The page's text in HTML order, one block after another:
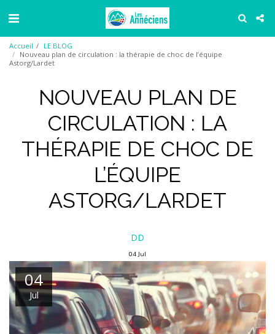
Accueil
LE BLOG
Nouveau plan de circulation : la thérapie de choc de l’équipe
Astorg/Lardet
NOUVEAU PLAN DE
CIRCULATION : LA
THÉRAPIE DE CHOC DE
L’ÉQUIPE
ASTORG/LARDET
DD
04 Jul
04
Jul